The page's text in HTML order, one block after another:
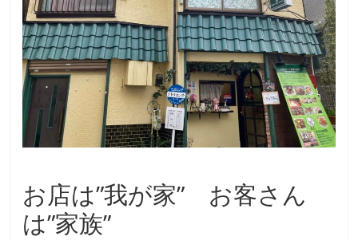
お店は”我が家” お客さん
は”家族”